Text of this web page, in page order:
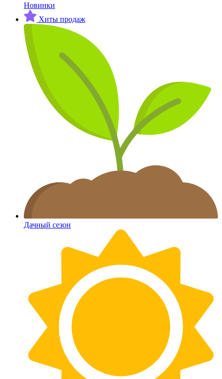
Новинки
Хиты продаж
Дачный сезон